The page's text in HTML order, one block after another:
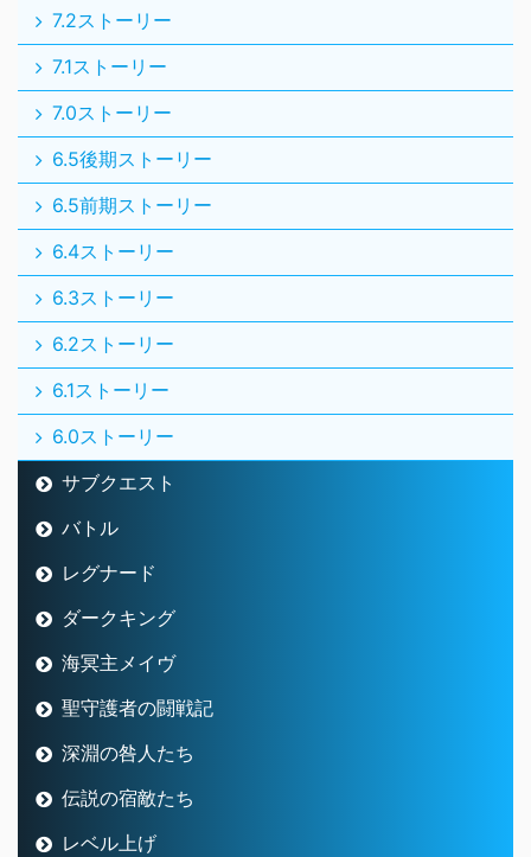
7.2ストーリー
7.1ストーリー
7.0ストーリー
6.5後期ストーリー
6.5前期ストーリー
6.4ストーリー
6.3ストーリー
6.2ストーリー
6.1ストーリー
6.0ストーリー
サブクエスト
バトル
レグナード
ダークキング
海冥主メイヴ
聖守護者の闘戦記
深淵の咎人たち
伝説の宿敵たち
レベル上げ